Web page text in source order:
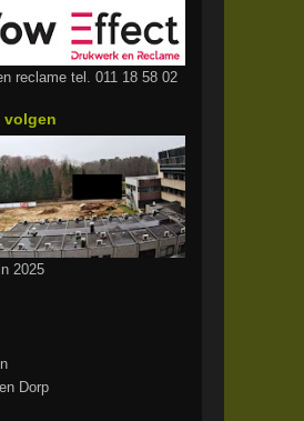
reclame tel. 011 18 58 02
volgen
2025
Dorp